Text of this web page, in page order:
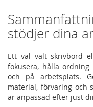
stödjer dina
Ett väl valt skrivbord
fokusera, hålla
och på arbetsplats.
material, förvaring och
är anpassad efter just